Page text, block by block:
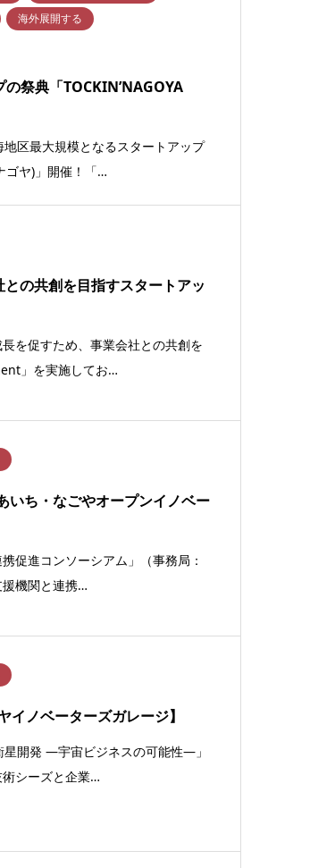
海外展開する
祭典「TOCKIN’NAGOYA
区最大規模となるスタートアップ
ゴヤ)」開催！「…
の共創を目指すスタートアッ
を促すため、事業会社との共創を
」を実施してお…
いち・なごやオープンイノベー
促進コンソーシアム」（事務局：
機関と連携…
ノベーターズガレージ】
開発 ―宇宙ビジネスの可能性―」
シーズと企業…